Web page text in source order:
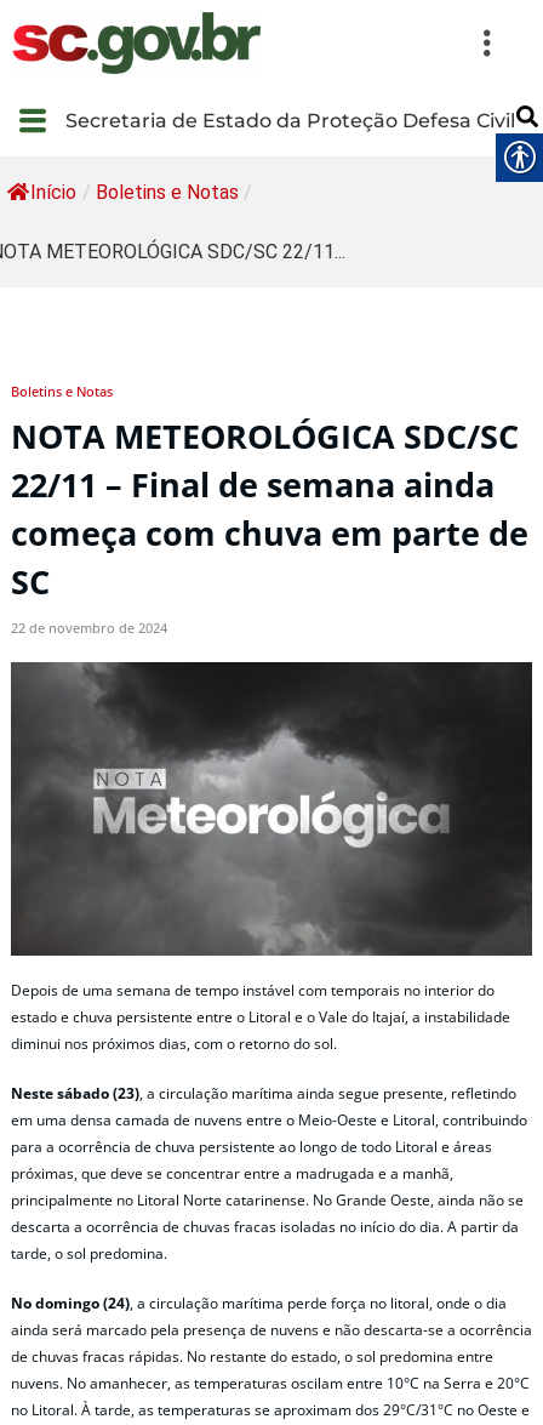
Secretaria de Estado da Proteção Defesa Civil
Início / Boletins e Notas /
METEOROLÓGICA SDC/SC 22/11...
Boletins e Notas
NOTA METEOROLÓGICA SDC/SC
22/11 – Final de semana ainda
começa com chuva em parte de
SC
22 de novembro de 2024
Depois de uma semana de tempo instável com temporais no interior do
estado e chuva persistente entre o Litoral e o Vale do Itajaí, a instabilidade
diminui nos próximos dias, com o retorno do sol.
Neste sábado (23), a circulação marítima ainda segue presente, refletindo
em uma densa camada de nuvens entre o Meio-Oeste e Litoral, contribuindo
para a ocorrência de chuva persistente ao longo de todo Litoral e áreas
próximas, que deve se concentrar entre a madrugada e a manhã,
principalmente no Litoral Norte catarinense. No Grande Oeste, ainda não se
descarta a ocorrência de chuvas fracas isoladas no início do dia. A partir da
tarde, o sol predomina.
No domingo (24), a circulação marítima perde força no litoral, onde o dia
ainda será marcado pela presença de nuvens e não descarta-se a ocorrência
de chuvas fracas rápidas. No restante do estado, o sol predomina entre
nuvens. No amanhecer, as temperaturas oscilam entre 10°C na Serra e 20°C
no Litoral. À tarde, as temperaturas se aproximam dos 29°C/31°C no Oeste e